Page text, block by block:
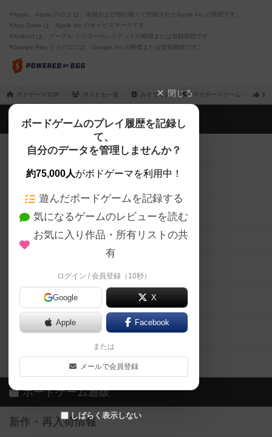
※Apple、Apple のロゴ は、米国および他の国々で登録されたApple Inc.の商標です。
※App Store は、Apple Inc.のサービスマークです。
※Android は、グーグル インコーポレイテッドの商標または登録商標です。
※Google Play とそのロゴは、Google Inc.の商標または登録商標です。
ボドゲーマTOP ボドとも一覧 みすてりお マイボードゲーム 経
閉じる
ボードゲームのプレイ履歴を記録し
て、
自分のデータを管理しませんか？
約75,000人がボドゲーマを利用中！
遊んだボードゲームを記録する
気になるゲームのレビューを読む
お気に入り作品・所有リストの共
有
ログイン / 会員登録（10秒）
Google X
Apple Facebook
または
メールで会員登録
しばらく表示しない
ボドゲーマTOP
ボードゲームを検索する
ボードゲームの新着レビュー
ボードゲーム会情報
メカニクス特集
掲示板・トピックス
ボドとも・会員一覧
ボードゲーム業界コラム
ボドゲーマご利用案内
ボードゲーム通販
新作・再入荷情報